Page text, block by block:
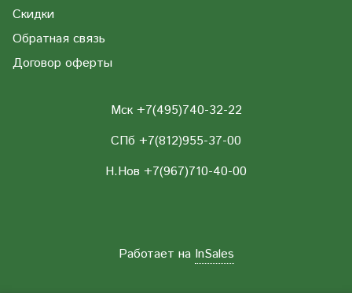
Скидки
Обратная связь
Договор оферты
Мск +7(495)740-32-22
СПб +7(812)955-37-00
Н.Нов +7(967)710-40-00
Работает на InSales